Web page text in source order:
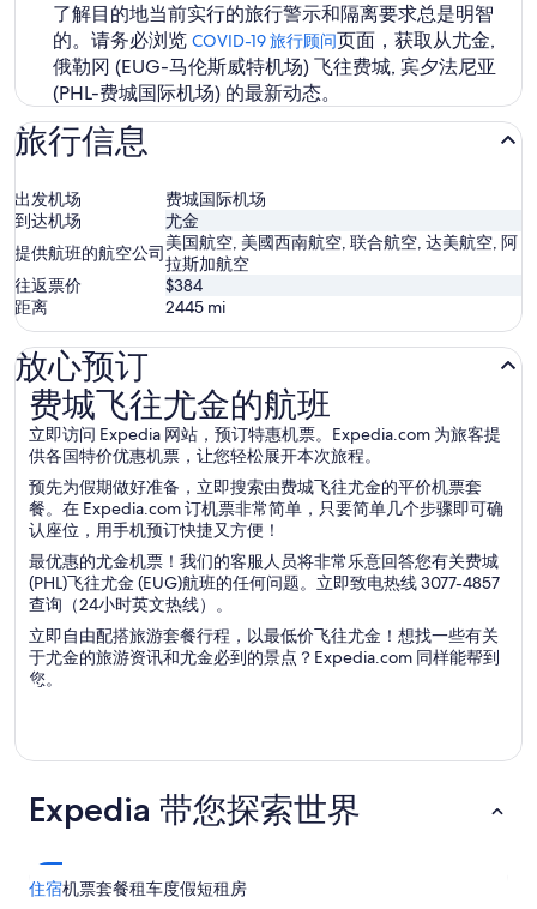
了解目的地当前实行的旅行警示和隔离要求总是明智
的。请务必浏览 COVID-19 旅行顾问页面，获取从尤金,
俄勒冈 (EUG-马伦斯威特机场) 飞往费城, 宾夕法尼亚
(PHL-费城国际机场) 的最新动态。
旅行信息
出发机场
费城国际机场
到达机场
尤金
提供航班的航空公司美国航空, 美國西南航空, 联合航空, 达美航空, 阿
拉斯加航空
往返票价
$384
距离
2445 mi
放心预订
费城飞往尤金的航班
立即访问 Expedia 网站，预订特惠机票。Expedia.com 为旅客提
供各国特价优惠机票，让您轻松展开本次旅程。
预先为假期做好准备，立即搜索由费城飞往尤金的平价机票套
餐。在 Expedia.com 订机票非常简单，只要简单几个步骤即可确
认座位，用手机预订快捷又方便！
最优惠的尤金机票！我们的客服人员将非常乐意回答您有关费城
(PHL)飞往尤金 (EUG)航班的任何问题。立即致电热线 3077-4857
查询（24小时英文热线）。
立即自由配搭旅游套餐行程，以最低价飞往尤金！想找一些有关
于尤金的旅游资讯和尤金必到的景点？Expedia.com 同样能帮到
您。
费城飞往尤金的航班
Expedia 带您探索世界
住宿机票套餐租车度假短租房